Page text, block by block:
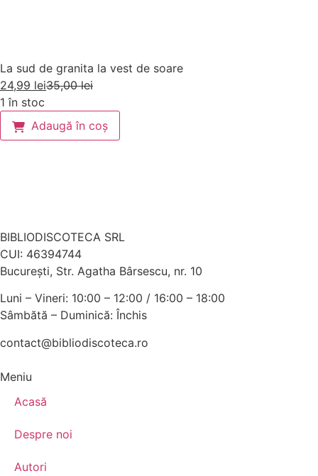
La sud de granita la vest de soare
35,00lei
24,99 lei
1 în stoc
Adaugă în coș
BIBLIODISCOTECA SRL
CUI: 46394744
Bucureşti, Str. Agatha Bârsescu, nr. 10
Luni – Vineri: 10:00 – 12:00 / 16:00 – 18:00
Sâmbătă – Duminică: Închis
contact@bibliodiscoteca.ro
Meniu
Acasă
Despre noi
Autori